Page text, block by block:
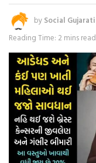
by Social Gujarati
Reading Time: 2 mins read